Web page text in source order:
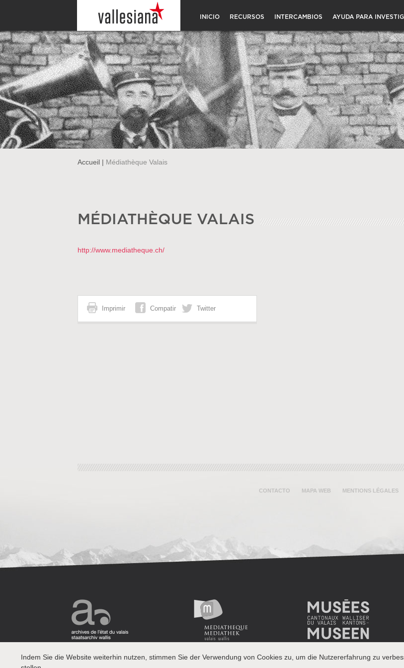
INICIO RECURSOS INTERCAMBIOS AYUDA PARA
Accueil| Médiathèque Valais
MÉDIATHÈQUE VALAIS
http://www.mediatheque.ch/
Imprimir Compatir Twitter
CONTACTO MAPA WEB MENTIONS LÉGALES
Indem Sie die Website weiterhin nutzen, stimmen Sie der Verwendung von Cookies zu, um die Nutzererfahrung zu